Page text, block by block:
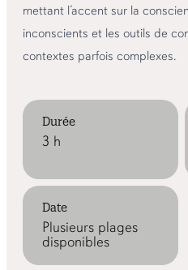
mettant l’accent sur la
inconscients et les outils de
contextes parfois complexes.
Durée
3 h
Date
Plusieurs plages
disponibles